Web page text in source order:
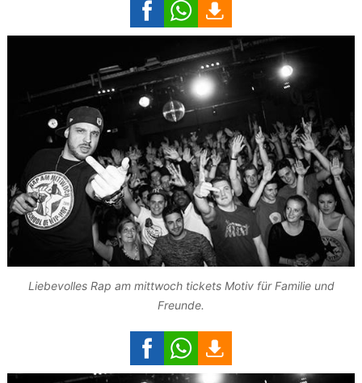
Liebevolles Rap am mittwoch tickets Motiv für Familie und
Freunde.